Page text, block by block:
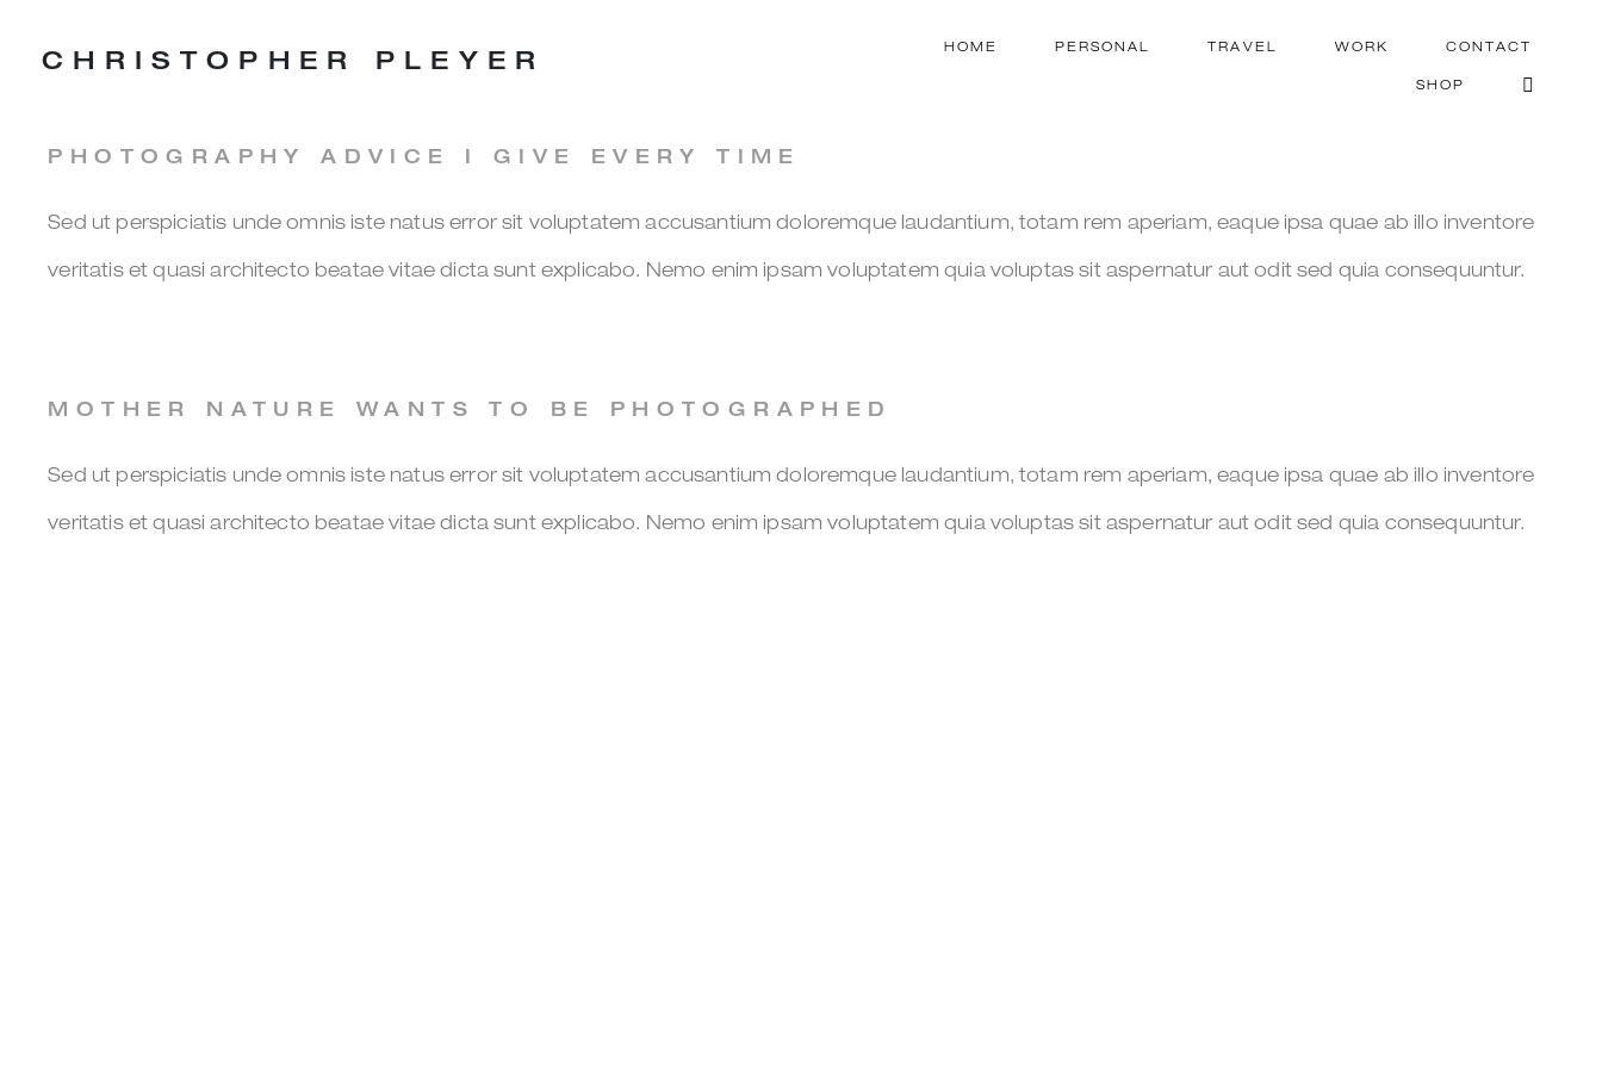
InhaltCHRISTOPHER PLEYER HOME PERSONAL TRAVEL WORK CONTACT
SHOP
PHOTOGRAPHY ADVICE I GIVE EVERY TIME
Sed ut perspiciatis unde omnis iste natus error sit voluptatem accusantium doloremque laudantium, totam rem aperiam, eaque ipsa quae ab illo inventore
veritatis et quasi architecto beatae vitae dicta sunt explicabo. Nemo enim ipsam voluptatem quia voluptas sit aspernatur aut odit sed quia consequuntur.
MOTHER NATURE WANTS TO BE PHOTOGRAPHED
Sed ut perspiciatis unde omnis iste natus error sit voluptatem accusantium doloremque laudantium, totam rem aperiam, eaque ipsa quae ab illo inventore
veritatis et quasi architecto beatae vitae dicta sunt explicabo. Nemo enim ipsam voluptatem quia voluptas sit aspernatur aut odit sed quia consequuntur.